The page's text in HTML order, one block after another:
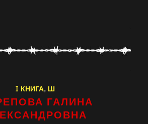
I КНИГА, Ш
ГАЛИНА